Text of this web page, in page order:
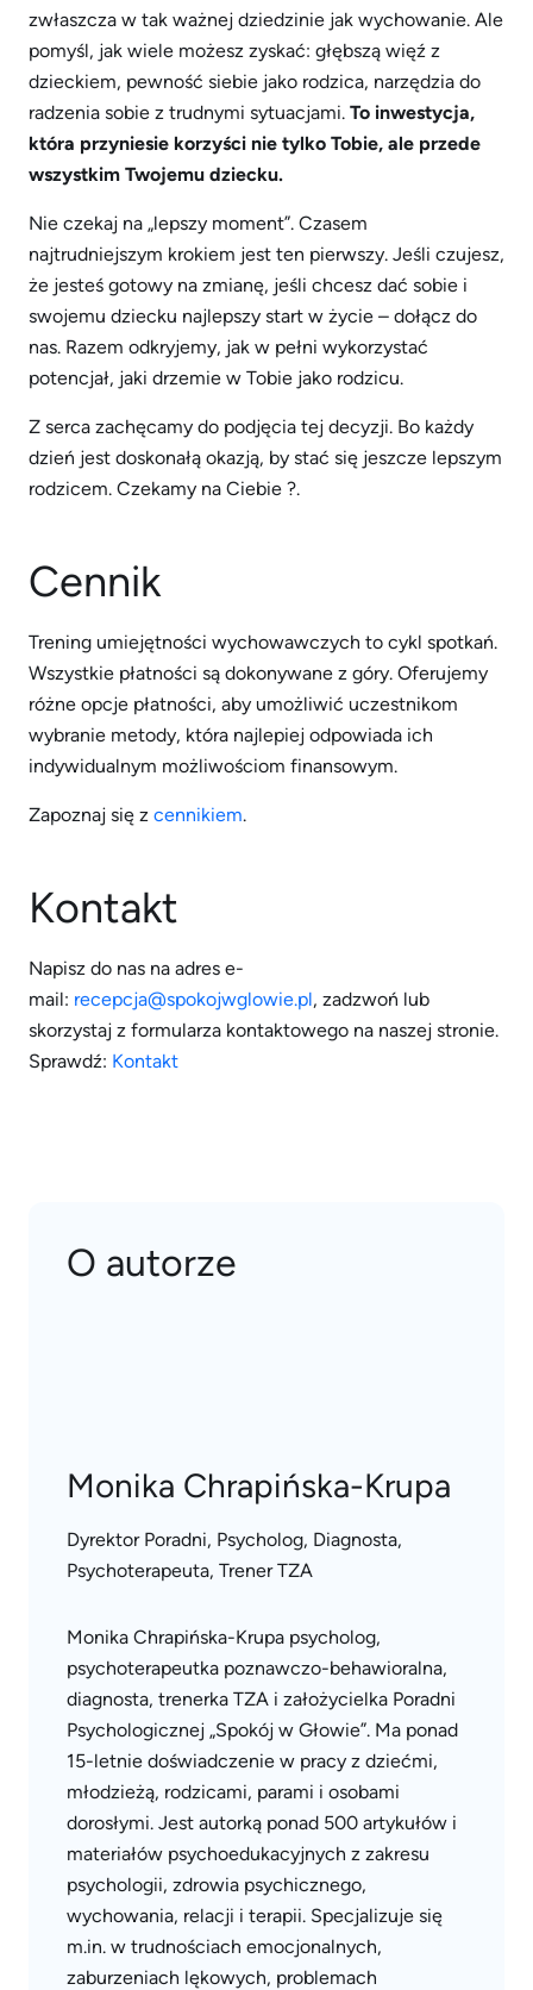
zwłaszcza w tak ważnej dziedzinie jak wychowanie. Ale
pomyśl, jak wiele możesz zyskać: głębszą więź z
dzieckiem, pewność siebie jako rodzica, narzędzia do
radzenia sobie z trudnymi sytuacjami. To inwestycja,
która przyniesie korzyści nie tylko Tobie, ale przede
wszystkim Twojemu dziecku.
Nie czekaj na „lepszy moment”. Czasem
najtrudniejszym krokiem jest ten pierwszy. Jeśli czujesz,
że jesteś gotowy na zmianę, jeśli chcesz dać sobie i
swojemu dziecku najlepszy start w życie – dołącz do
nas. Razem odkryjemy, jak w pełni wykorzystać
potencjał, jaki drzemie w Tobie jako rodzicu.
Z serca zachęcamy do podjęcia tej decyzji. Bo każdy
dzień jest doskonałą okazją, by stać się jeszcze lepszym
rodzicem. Czekamy na Ciebie ?.
Cennik
Trening umiejętności wychowawczych to cykl spotkań.
Wszystkie płatności są dokonywane z góry. Oferujemy
różne opcje płatności, aby umożliwić uczestnikom
wybranie metody, która najlepiej odpowiada ich
indywidualnym możliwościom finansowym.
Zapoznaj się z cennikiem.
Kontakt
Napisz do nas na adres e-
mail: recepcja@spokojwglowie.pl, zadzwoń lub
skorzystaj z formularza kontaktowego na naszej stronie.
Sprawdź: Kontakt
O autorze
Monika Chrapińska-Krupa
Dyrektor Poradni, Psycholog, Diagnosta,
Psychoterapeuta, Trener TZA
Monika Chrapińska-Krupa psycholog,
psychoterapeutka poznawczo-behawioralna,
diagnosta, trenerka TZA i założycielka Poradni
Psychologicznej „Spokój w Głowie”. Ma ponad
15-letnie doświadczenie w pracy z dziećmi,
młodzieżą, rodzicami, parami i osobami
dorosłymi. Jest autorką ponad 500 artykułów i
materiałów psychoedukacyjnych z zakresu
psychologii, zdrowia psychicznego,
wychowania, relacji i terapii. Specjalizuje się
m.in. w trudnościach emocjonalnych,
zaburzeniach lękowych, problemach